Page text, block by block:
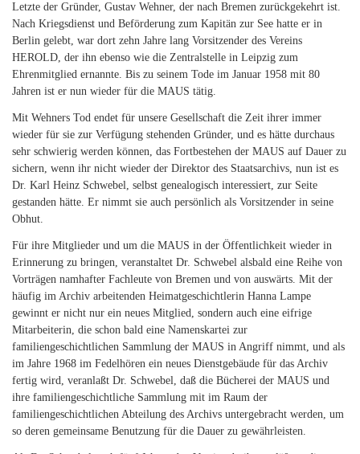
Letzte der Gründer, Gustav Wehner, der nach Bremen zurückgekehrt ist.
Nach Kriegsdienst und Beförderung zum Kapitän zur See hatte er in
Berlin gelebt, war dort zehn Jahre lang Vorsitzender des Vereins
HEROLD, der ihn ebenso wie die Zentralstelle in Leipzig zum
Ehrenmitglied ernannte. Bis zu seinem Tode im Januar 1958 mit 80
Jahren ist er nun wieder für die MAUS tätig.
Mit Wehners Tod endet für unsere Gesellschaft die Zeit ihrer immer
wieder für sie zur Verfügung stehenden Gründer, und es hätte durchaus
sehr schwierig werden können, das Fortbestehen der MAUS auf Dauer zu
sichern, wenn ihr nicht wieder der Direktor des Staatsarchivs, nun ist es
Dr. Karl Heinz Schwebel, selbst genealogisch interessiert, zur Seite
gestanden hätte. Er nimmt sie auch persönlich als Vorsitzender in seine
Obhut.
Für ihre Mitglieder und um die MAUS in der Öffentlichkeit wieder in
Erinnerung zu bringen, veranstaltet Dr. Schwebel alsbald eine Reihe von
Vorträgen namhafter Fachleute von Bremen und von auswärts. Mit der
häufig im Archiv arbeitenden Heimatgeschichtlerin Hanna Lampe
gewinnt er nicht nur ein neues Mitglied, sondern auch eine eifrige
Mitarbeiterin, die schon bald eine Namenskartei zur
familiengeschichtlichen Sammlung der MAUS in Angriff nimmt, und als
im Jahre 1968 im Fedelhören ein neues Dienstgebäude für das Archiv
fertig wird, veranlaßt Dr. Schwebel, daß die Bücherei der MAUS und
ihre familiengeschichtliche Sammlung mit im Raum der
familiengeschichtlichen Abteilung des Archivs untergebracht werden, um
so deren gemeinsame Benutzung für die Dauer zu gewährleisten.